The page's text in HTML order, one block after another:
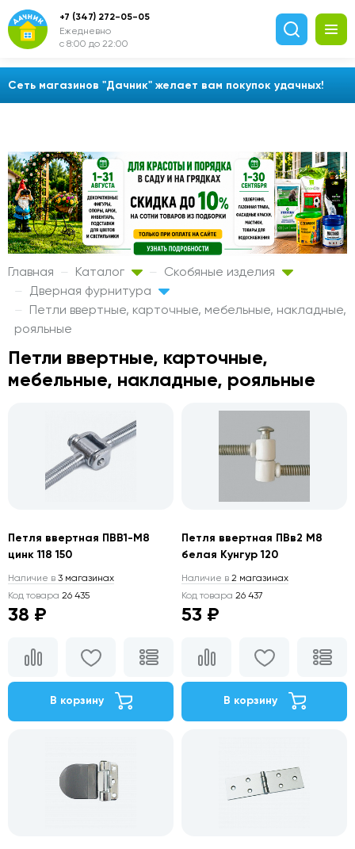
Сеть магазинов "Дачник" желает вам покупок удачных!
+7 (347) 272-05-05
Ежедневно
с 8:00 до 22:00
Главная Каталог
Скобяные изделия
Дверная фурнитура
Петли ввертные, карточные, мебельные, накладные,
рояльные
Петли ввертные, карточные,
мебельные, накладные, рояльные
Петля ввертная ПВВ1-М8
цинк 118 150
Наличие в 3 магазинах
Код товара 26 435
38 ₽
В корзину
Петля ввертная ПВв2 М8
белая Кунгур 120
Наличие в 2 магазинах
Код товара 26 437
53 ₽
В корзину